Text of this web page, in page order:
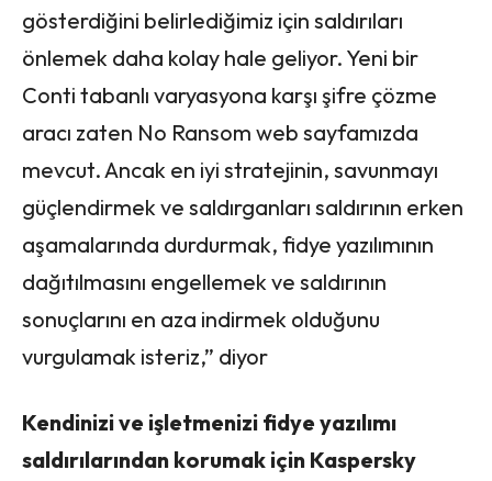
gösterdiğini belirlediğimiz için saldırıları
önlemek daha kolay hale geliyor. Yeni bir
Conti tabanlı varyasyona karşı şifre çözme
aracı zaten No Ransom web sayfamızda
mevcut. Ancak en iyi stratejinin, savunmayı
güçlendirmek ve saldırganları saldırının erken
aşamalarında durdurmak, fidye yazılımının
dağıtılmasını engellemek ve saldırının
sonuçlarını en aza indirmek olduğunu
vurgulamak isteriz,” diyor
Kendinizi ve işletmenizi fidye yazılımı
saldırılarından korumak için Kaspersky